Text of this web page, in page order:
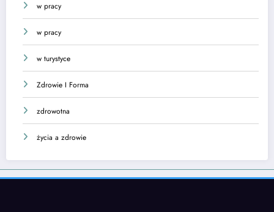
w pracy
w pracy
w turystyce
Zdrowie I Forma
zdrowotna
życia a zdrowie